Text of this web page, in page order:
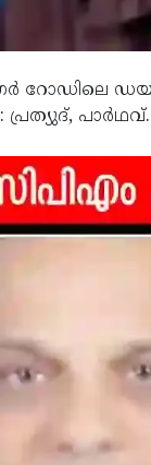
റോഡിലെ
പ്രത്യുദ്,